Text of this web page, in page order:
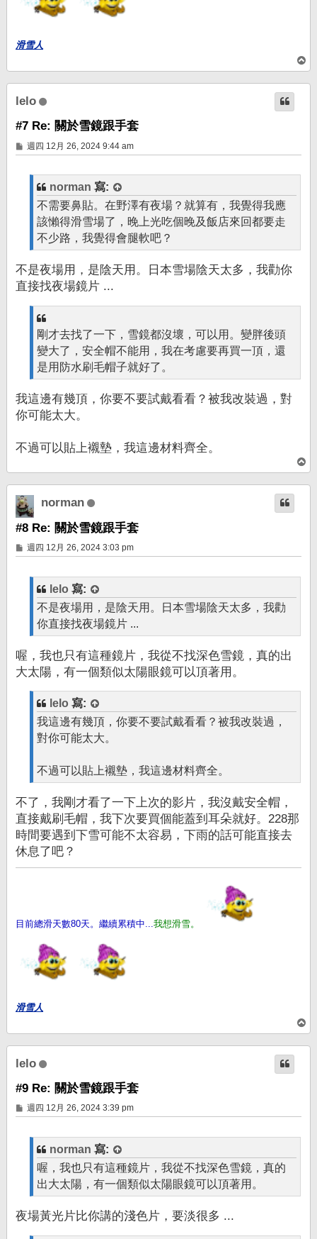
滑雪人
頂
端
lelo
#7 Re: 關於雪鏡跟手套
文
章
週四 12月 26, 2024 9:44 am
norman 寫:
不需要鼻貼。在野澤有夜場？就算有，我覺得我應
該懶得滑雪場了，晚上光吃個晚及飯店來回都要走
不少路，我覺得會腿軟吧？
不是夜場用，是陰天用。日本雪場陰天太多，我勸你
直接找夜場鏡片 ...
剛才去找了一下，雪鏡都沒壞，可以用。變胖後頭
變大了，安全帽不能用，我在考慮要再買一頂，還
是用防水刷毛帽子就好了。
我這邊有幾頂，你要不要試戴看看？被我改裝過，對
你可能太大。
不過可以貼上襯墊，我這邊材料齊全。
頂
端
norman
#8 Re: 關於雪鏡跟手套
文
章
週四 12月 26, 2024 3:03 pm
lelo 寫:
不是夜場用，是陰天用。日本雪場陰天太多，我勸
你直接找夜場鏡片 ...
喔，我也只有這種鏡片，我從不找深色雪鏡，真的出
大太陽，有一個類似太陽眼鏡可以頂著用。
lelo 寫:
我這邊有幾頂，你要不要試戴看看？被我改裝過，
對你可能太大。
不過可以貼上襯墊，我這邊材料齊全。
不了，我剛才看了一下上次的影片，我沒戴安全帽，
直接戴刷毛帽，我下次要買個能蓋到耳朵就好。228那
時間要遇到下雪可能不太容易，下雨的話可能直接去
休息了吧？
目前總滑天數80天。繼續累積中... 我想滑雪。
滑雪人
頂
端
lelo
#9 Re: 關於雪鏡跟手套
文
章
週四 12月 26, 2024 3:39 pm
norman 寫:
喔，我也只有這種鏡片，我從不找深色雪鏡，真的
出大太陽，有一個類似太陽眼鏡可以頂著用。
夜場黃光片比你講的淺色片，要淡很多 ...